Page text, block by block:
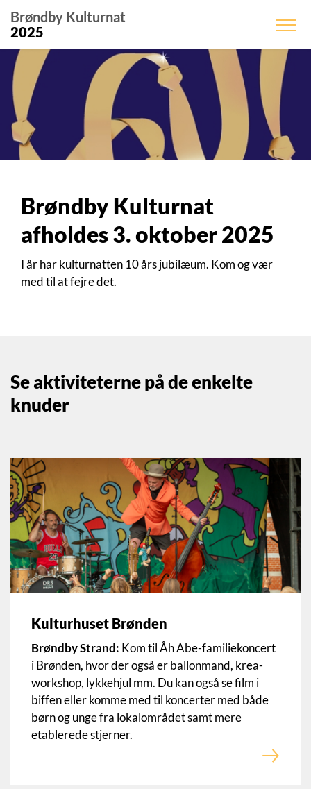
Brøndby Kulturnat
2025
Brøndby Kulturnat
afholdes 3. oktober 2025
I år har kulturnatten 10 års jubilæum. Kom og vær
med til at fejre det.
Se aktiviteterne på de enkelte
knuder
Kulturhuset Brønden
Brøndby Strand: Kom til Åh Abe-familiekoncert
i Brønden, hvor der også er ballonmand, krea-
workshop, lykkehjul mm. Du kan også se film i
biffen eller komme med til koncerter med både
børn og unge fra lokalområdet samt mere
etablerede stjerner.